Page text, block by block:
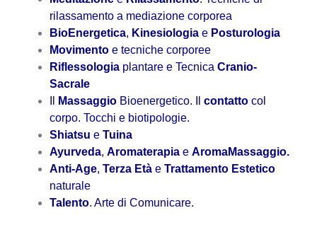
rilassamento a mediazione corporea
BioEnergetica, Kinesiologia e Posturologia
Movimento e tecniche corporee
Riflessologia plantare e Tecnica Cranio-
Sacrale
Massaggio Bioenergetico. Il contatto col
corpo. Tocchi e biotipologie.
Shiatsu e Tuina
Ayurveda, Aromaterapia e AromaMassaggio.
Anti-Age, Terza Età e Trattamento Estetico
naturale
Talento. Arte di Comunicare.